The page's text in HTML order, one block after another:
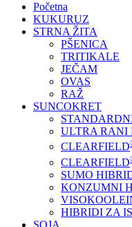
Početna
KUKURUZ
STRNA ŽITA
PŠENICA
TRITIKALE
JEČAM
OVAS
RAŽ
SUNCOKRET
ULTRA RANI
CLEARFIELD
CLEARFIELD
SUMO
KONZUMNI
HIBRIDI ZA
SOJA